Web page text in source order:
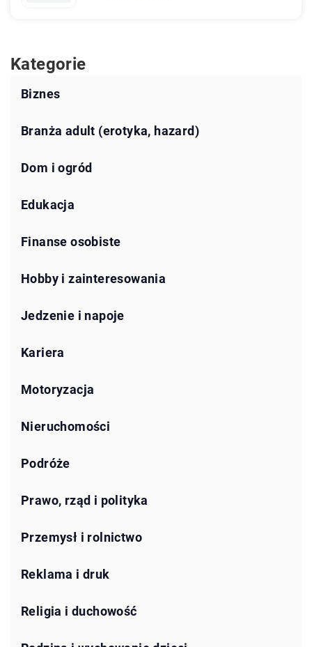
Kategorie
Biznes
Branża adult (erotyka, hazard)
Dom i ogród
Edukacja
Finanse osobiste
Hobby i zainteresowania
Jedzenie i napoje
Kariera
Motoryzacja
Nieruchomości
Podróże
Prawo, rząd i polityka
Przemysł i rolnictwo
Reklama i druk
Religia i duchowość